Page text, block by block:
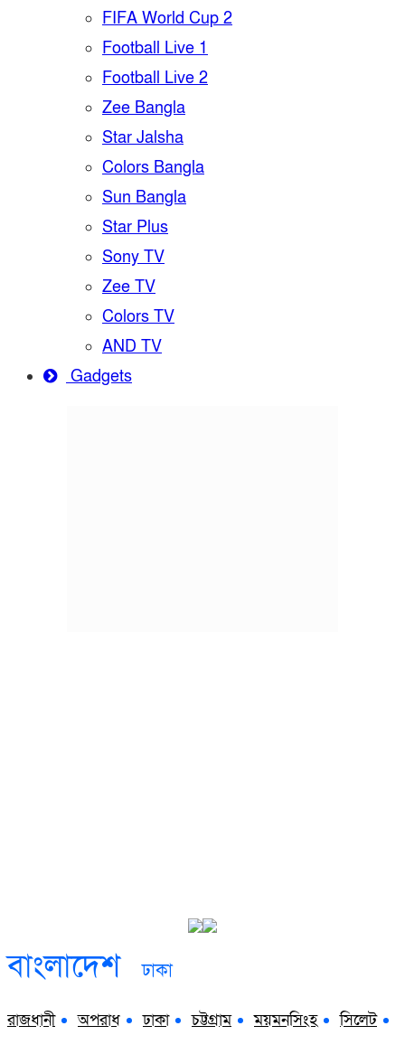
FIFA World Cup 2
Football Live 1
Football Live 2
Zee Bangla
Star Jalsha
Colors Bangla
Sun Bangla
Star Plus
Sony TV
Zee TV
Colors TV
AND TV
Gadgets
বাংলাদেশ ঢাকা
রাজধানী অপরাধ ঢাকা চট্টগ্রাম ময়মনসিংহ সিলেট